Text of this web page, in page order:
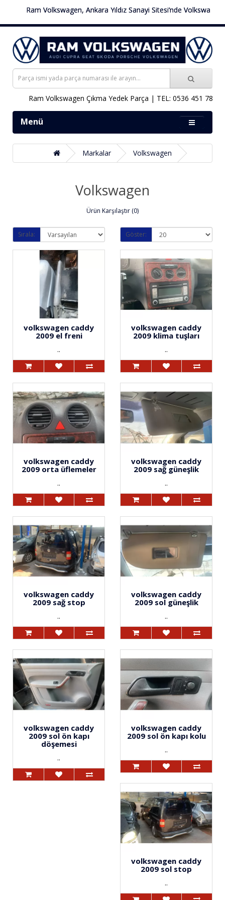
Ram Volkswagen, Ankara Yıldız Sanayi Sitesi’nde Volkswagen
Ram Volkswagen Çıkma Yedek Parça | TEL: 0536 451 78 00
Menü
Markalar Volkswagen
Volkswagen
Ürün Karşılaştır (0)
Sırala: Göster:
volkswagen caddy
2009 el freni
..
volkswagen caddy
2009 klima tuşları
..
volkswagen caddy
2009 orta üflemeler
..
volkswagen caddy
2009 sağ güneşlik
..
volkswagen caddy
2009 sağ stop
..
volkswagen caddy
2009 sol güneşlik
..
volkswagen caddy
2009 sol ön kapı
döşemesi
..
volkswagen caddy
2009 sol ön kapı kolu
..
volkswagen caddy
2009 sol stop
..